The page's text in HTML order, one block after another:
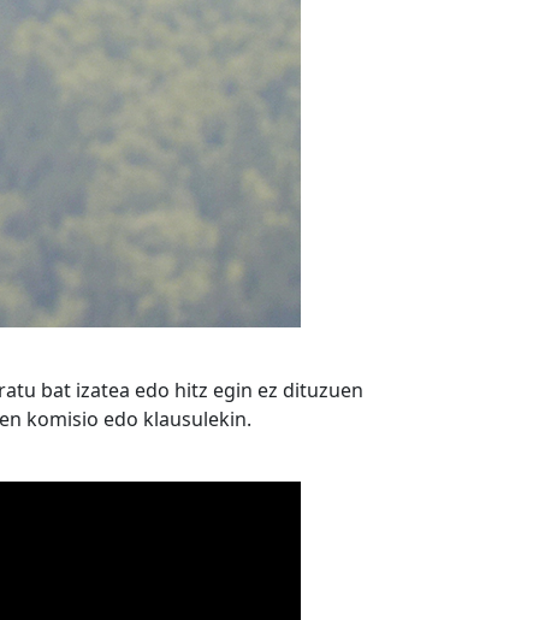
bat izatea edo hitz egin ez dituzuen
komisio edo klausulekin.